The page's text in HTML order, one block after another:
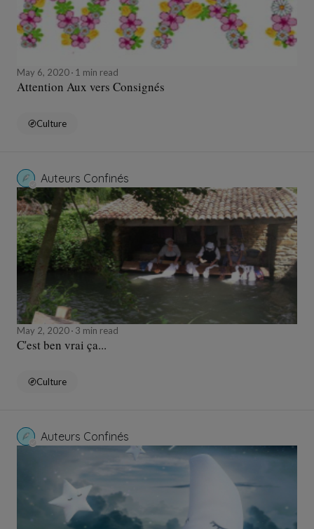
May 6, 2020 1 min read
Attention Aux vers Consignés
Culture
Auteurs Confinés
May 2, 2020 3 min read
C'est ben vrai ça...
Culture
Auteurs Confinés